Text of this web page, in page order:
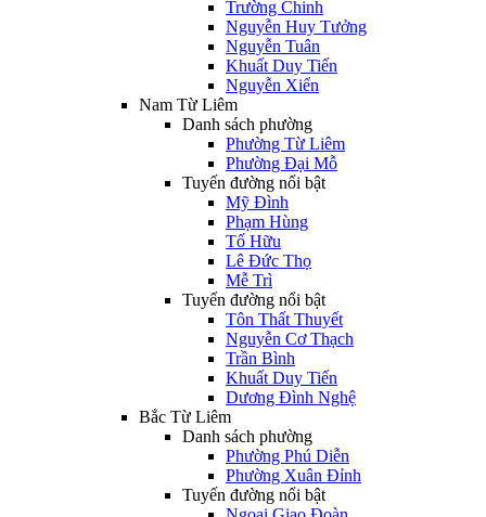
Trường Chinh
Nguyễn Huy Tưởng
Nguyễn Tuân
Khuất Duy Tiến
Nguyễn Xiển
Nam Từ Liêm
Danh sách phường
Phường Từ Liêm
Phường Đại Mỗ
Tuyến đường nổi bật
Mỹ Đình
Phạm Hùng
Tố Hữu
Lê Đức Thọ
Mễ Trì
Tuyến đường nổi bật
Tôn Thất Thuyết
Nguyễn Cơ Thạch
Trần Bình
Khuất Duy Tiến
Dương Đình Nghệ
Bắc Từ Liêm
Danh sách phường
Phường Phú Diễn
Phường Xuân Đỉnh
Tuyến đường nổi bật